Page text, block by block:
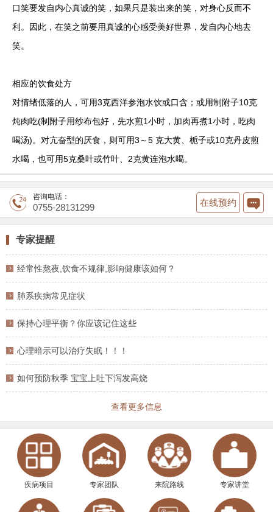
口笑要发自内心真诚的笑，如果只是装出来的笑，对身心反而不
利。因此，在笑之前要用真诚的心感受美好世界，发自内心地去
笑。
相应的饮食处方
对情绪低落的人，可用3克西洋参泡水饮或口含；或用制附子10克
炖肉吃(制附子用纱布包好，先水煎1小时，加肉再煮1小时，吃肉
喝汤)。对亢奋型的厌食，则可用3～5 克大黄、栀子或10克丹皮煎
水喝，也可用5克桑叶或竹叶、2克黄连泡水喝。
咨询电话：
0755-28131299 在线预约
专家提醒
经常性熬夜,饮食不规律,影响健康该如何？
肺系疾病常见症状
保持心理平衡？你应该记住这些
心理暗示可以治疗失眠！！！
如何预防秋季 宝宝上吐下泻发高烧
查看更多信息
疾病项目 专家团队 来院路线 专家讲堂